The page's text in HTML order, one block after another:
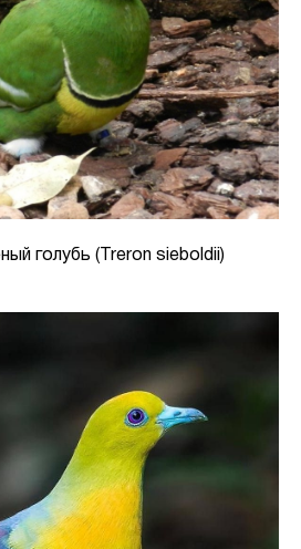
голубь (Treron sieboldii)